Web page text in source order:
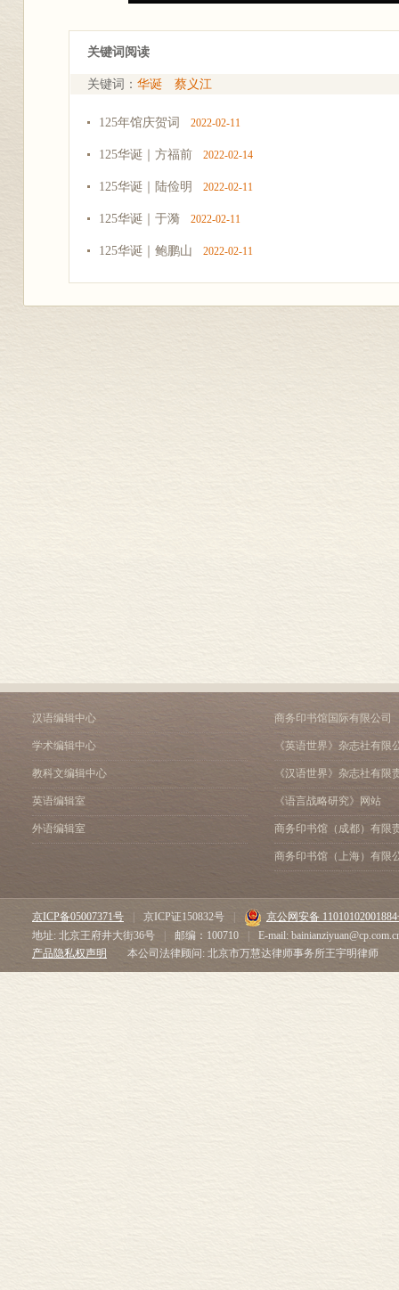
关键词阅读
关键词： 华诞 蔡义江
125年馆庆贺词 2022-02-11
125华诞｜方福前 2022-02-14
125华诞｜陆俭明 2022-02-11
125华诞｜于漪 2022-02-11
125华诞｜鲍鹏山 2022-02-11
汉语编辑中心
学术编辑中心
教科文编辑中心
英语编辑室
外语编辑室
商务印书馆国际有限公司
《英语世界》杂志社有限
《汉语世界》杂志社有限
《语言战略研究》网站
商务印书馆（成都）有限
商务印书馆（上海）有限
京ICP备05007371号 京ICP证150832号
京公网安备
地址: 北京王府井大街36号
邮编：100710
E-mail:
产品隐私权声明
本公司法律顾问: 北京市万慧达律师事务所王宇明律师